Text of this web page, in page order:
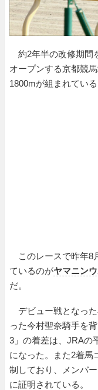
約2年半の改修期間
オープンする京都競
1800mが組まれている
このレースで昨年8
ているのがヤマニン
だ。
デビュー戦となっ
った今村聖奈騎手を
3」の着差は、JRAの
になった。また2着馬
制しており、メンバ
に証明されている。